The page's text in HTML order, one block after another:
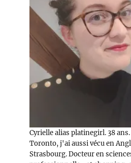
Cyrielle alias platinegirl. 38
Toronto, j'ai aussi vécu en
Strasbourg. Docteur en